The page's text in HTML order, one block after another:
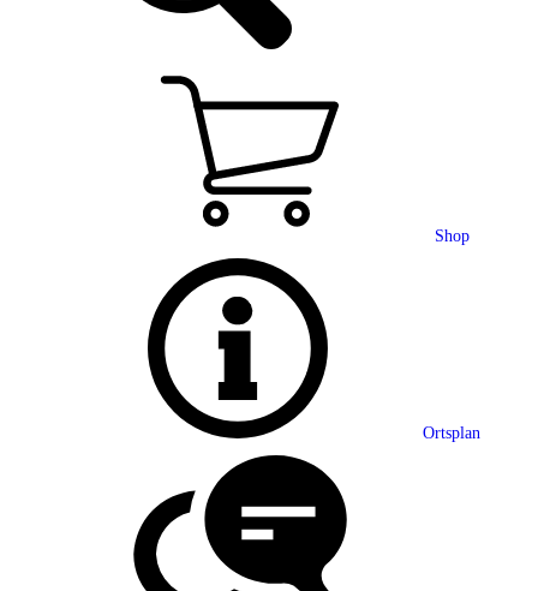
Shop
Ortsplan
Grußwort
Ortsplan
Partnerschaft
Statistik
Mitteilungsblatt